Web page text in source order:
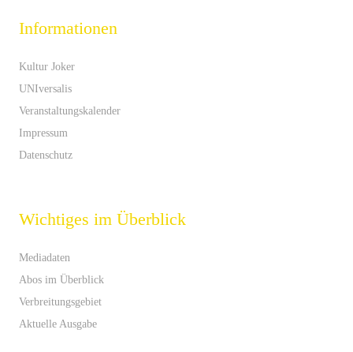
Informationen
Kultur Joker
UNIversalis
Veranstaltungskalender
Impressum
Datenschutz
Wichtiges im Überblick
Mediadaten
Abos im Überblick
Verbreitungsgebiet
Aktuelle Ausgabe